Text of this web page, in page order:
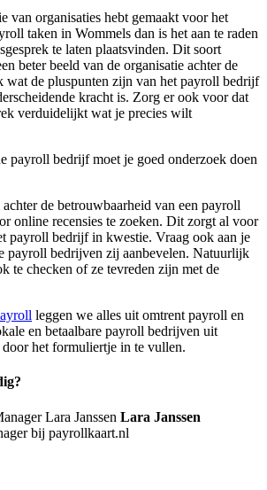
van organisaties hebt gemaakt voor het
taken in Wommels dan is het aan te raden
te laten plaatsvinden. Dit soort
beter beeld van de organisatie achter de
wat de pluspunten zijn van het payroll bedrijf
kracht is. Zorg er ook voor dat
verduidelijkt wat je precies wilt
payroll bedrijf moet je goed onderzoek doen
de betrouwbaarheid van een payroll
online recensies te zoeken. Dit zorgt al voor
payroll bedrijf in kwestie. Vraag ook aan je
payroll bedrijven zij aanbevelen. Natuurlijk
te checken of ze tevreden zijn met de
leggen we alles uit omtrent payroll en
en betaalbare payroll bedrijven uit
het formuliertje in te vullen.
Lara Janssen
bij payrollkaart.nl